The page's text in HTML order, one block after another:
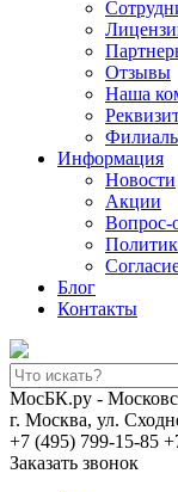
Отзывы
Наша
Информация
Новости
Акции
Вопрос-
Блог
Контакты
МосБК.ру -
г. Москва, ул.
+7 (495) 799-15-85
Заказать звонок